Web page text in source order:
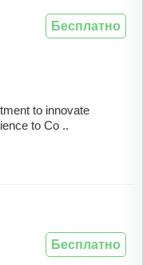
to innovate
to Co ..
Бесплатно
Бесплатно